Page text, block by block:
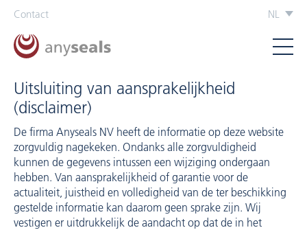
Contact NL
Uitsluiting van aansprakelijkheid
(disclaimer)
De firma Anyseals NV heeft de informatie op deze website
zorgvuldig nagekeken. Ondanks alle zorgvuldigheid
kunnen de gegevens intussen een wijziging ondergaan
hebben. Van aansprakelijkheid of garantie voor de
actualiteit, juistheid en volledigheid van de ter beschikking
gestelde informatie kan daarom geen sprake zijn. Wij
vestigen er uitdrukkelijk de aandacht op dat de in het